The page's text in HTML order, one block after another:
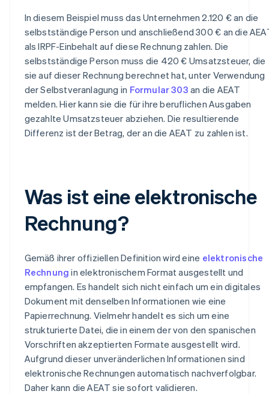
In diesem Beispiel muss das Unternehmen 2.120 € an die
selbstständige Person und anschließend 300 € an die
als IRPF-Einbehalt auf diese Rechnung zahlen. Die
selbstständige Person muss die 420 € Umsatzsteuer, die
sie auf dieser Rechnung berechnet hat, unter Verwendung
der Selbstveranlagung in Formular 303 an die AEAT
melden. Hier kann sie die für ihre beruflichen Ausgaben
gezahlte Umsatzsteuer abziehen. Die resultierende
Differenz ist der Betrag, der an die AEAT zu zahlen ist.
Was ist eine elektronische
Rechnung?
Gemäß ihrer offiziellen Definition wird eine elektronische
Rechnung in elektronischem Format ausgestellt und
empfangen. Es handelt sich nicht einfach um ein digitales
Dokument mit denselben Informationen wie eine
Papierrechnung. Vielmehr handelt es sich um eine
strukturierte Datei, die in einem der von den spanischen
Vorschriften akzeptierten Formate ausgestellt wird.
Aufgrund dieser unveränderlichen Informationen sind
elektronische Rechnungen automatisch nachverfolgbar.
Daher kann die AEAT sie sofort validieren.